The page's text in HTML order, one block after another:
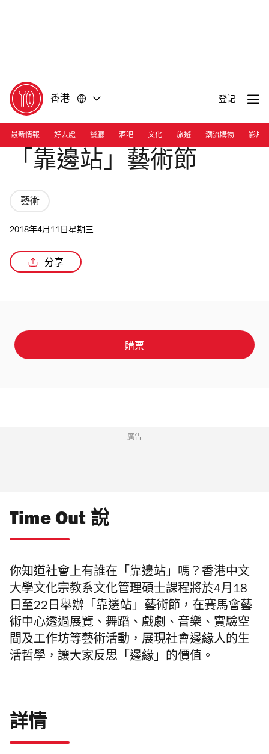
香港 登記
最新情報 好去處 餐廳 酒吧 文化 旅遊 潮流購物 影片
「靠邊站」藝術節
藝術
2018年4月11日星期三
分享
購票
廣告
Time Out 說
你知道社會上有誰在「靠邊站」嗎？香港中文
大學文化宗教系文化管理碩士課程將於4月18
日至22日舉辦「靠邊站」藝術節，在賽馬會藝
術中心透過展覽、舞蹈、戲劇、音樂、實驗空
間及工作坊等藝術活動，展現社會邊緣人的生
活哲學，讓大家反思「邊緣」的價值。
詳情